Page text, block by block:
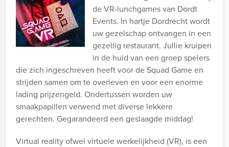
de VR-lunchgames van Dordt
Events. In hartje Dordrecht wordt
uw gezelschap ontvangen in een
gezellig restaurant. Jullie kruipen
in de huid van een groep spelers
die zich ingeschreven heeft voor de Squad Game en
strijden samen om te overleven en voor een enorme
lading prijzengeld. Ondertussen worden uw
smaakpapillen verwend met diverse lekkere
gerechten. Gegarandeerd een geslaagde middag!
Virtual reality ofwel virtuele werkelijkheid (VR), is een